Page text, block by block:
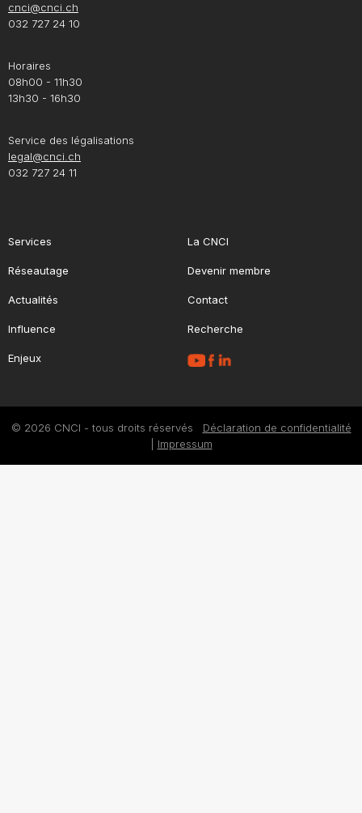
cnci@cnci.ch
032 727 24 10
Horaires
08h00 - 11h30
13h30 - 16h30
Service des légalisations
legal@cnci.ch
032 727 24 11
Services
Réseautage
Actualités
Influence
Enjeux
La CNCI
Devenir membre
Contact
Recherche
© 2026 CNCI - tous droits réservés Déclaration de confidentialité
Impressum